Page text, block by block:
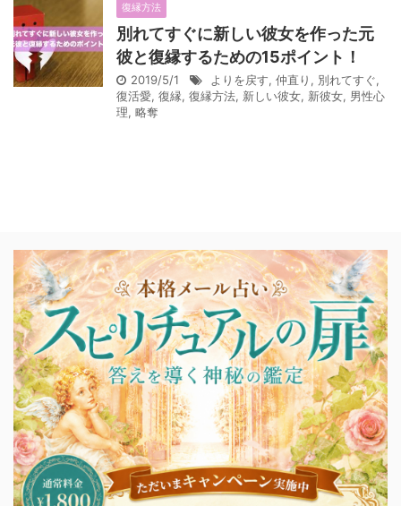
復縁方法
別れてすぐに新しい彼女を作った元
彼と復縁するための15ポイント！
2019/5/1 よりを戻す, 仲直り , 別れてすぐ,
復活愛, 復縁, 復縁方法, 新しい彼女, 新彼女, 男性心
理, 略奪